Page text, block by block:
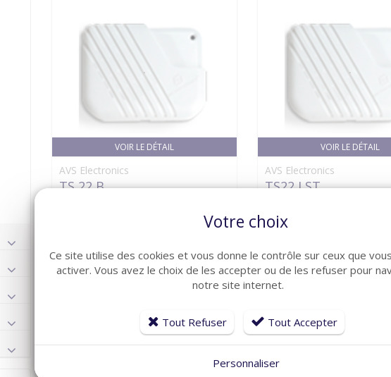
VOIR LE DÉTAIL
AVS Electronics
TS 22 B
51,66 €
VOIR LE DÉTAIL
AVS Electronics
TS22 LST
Votre choix
Ce site utilise des cookies et vous donne le contrôle sur ceux que
activer. Vous avez le choix de les accepter ou de les refuser pour
notre site internet.
Tout Refuser Tout Accepter
Personnaliser